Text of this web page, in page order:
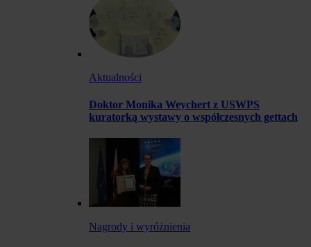
Aktualności
Doktor Monika Weychert z USWPS
kuratorką wystawy o współczesnych gettach
Nagrody i wyróżnienia